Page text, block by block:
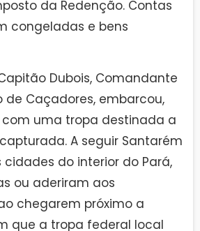
da Redenção. Contas
congeladas e bens
Dubois, Comandante
de Caçadores, embarcou,
com uma tropa destinada a
A seguir Santarém
do interior do Pará,
ou aderiram aos
chegarem próximo a
que a tropa federal local